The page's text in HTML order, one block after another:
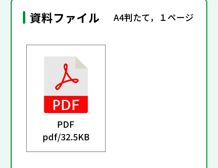
資料ファイル A4判たて，１ページ
PDF
pdf/32.5KB